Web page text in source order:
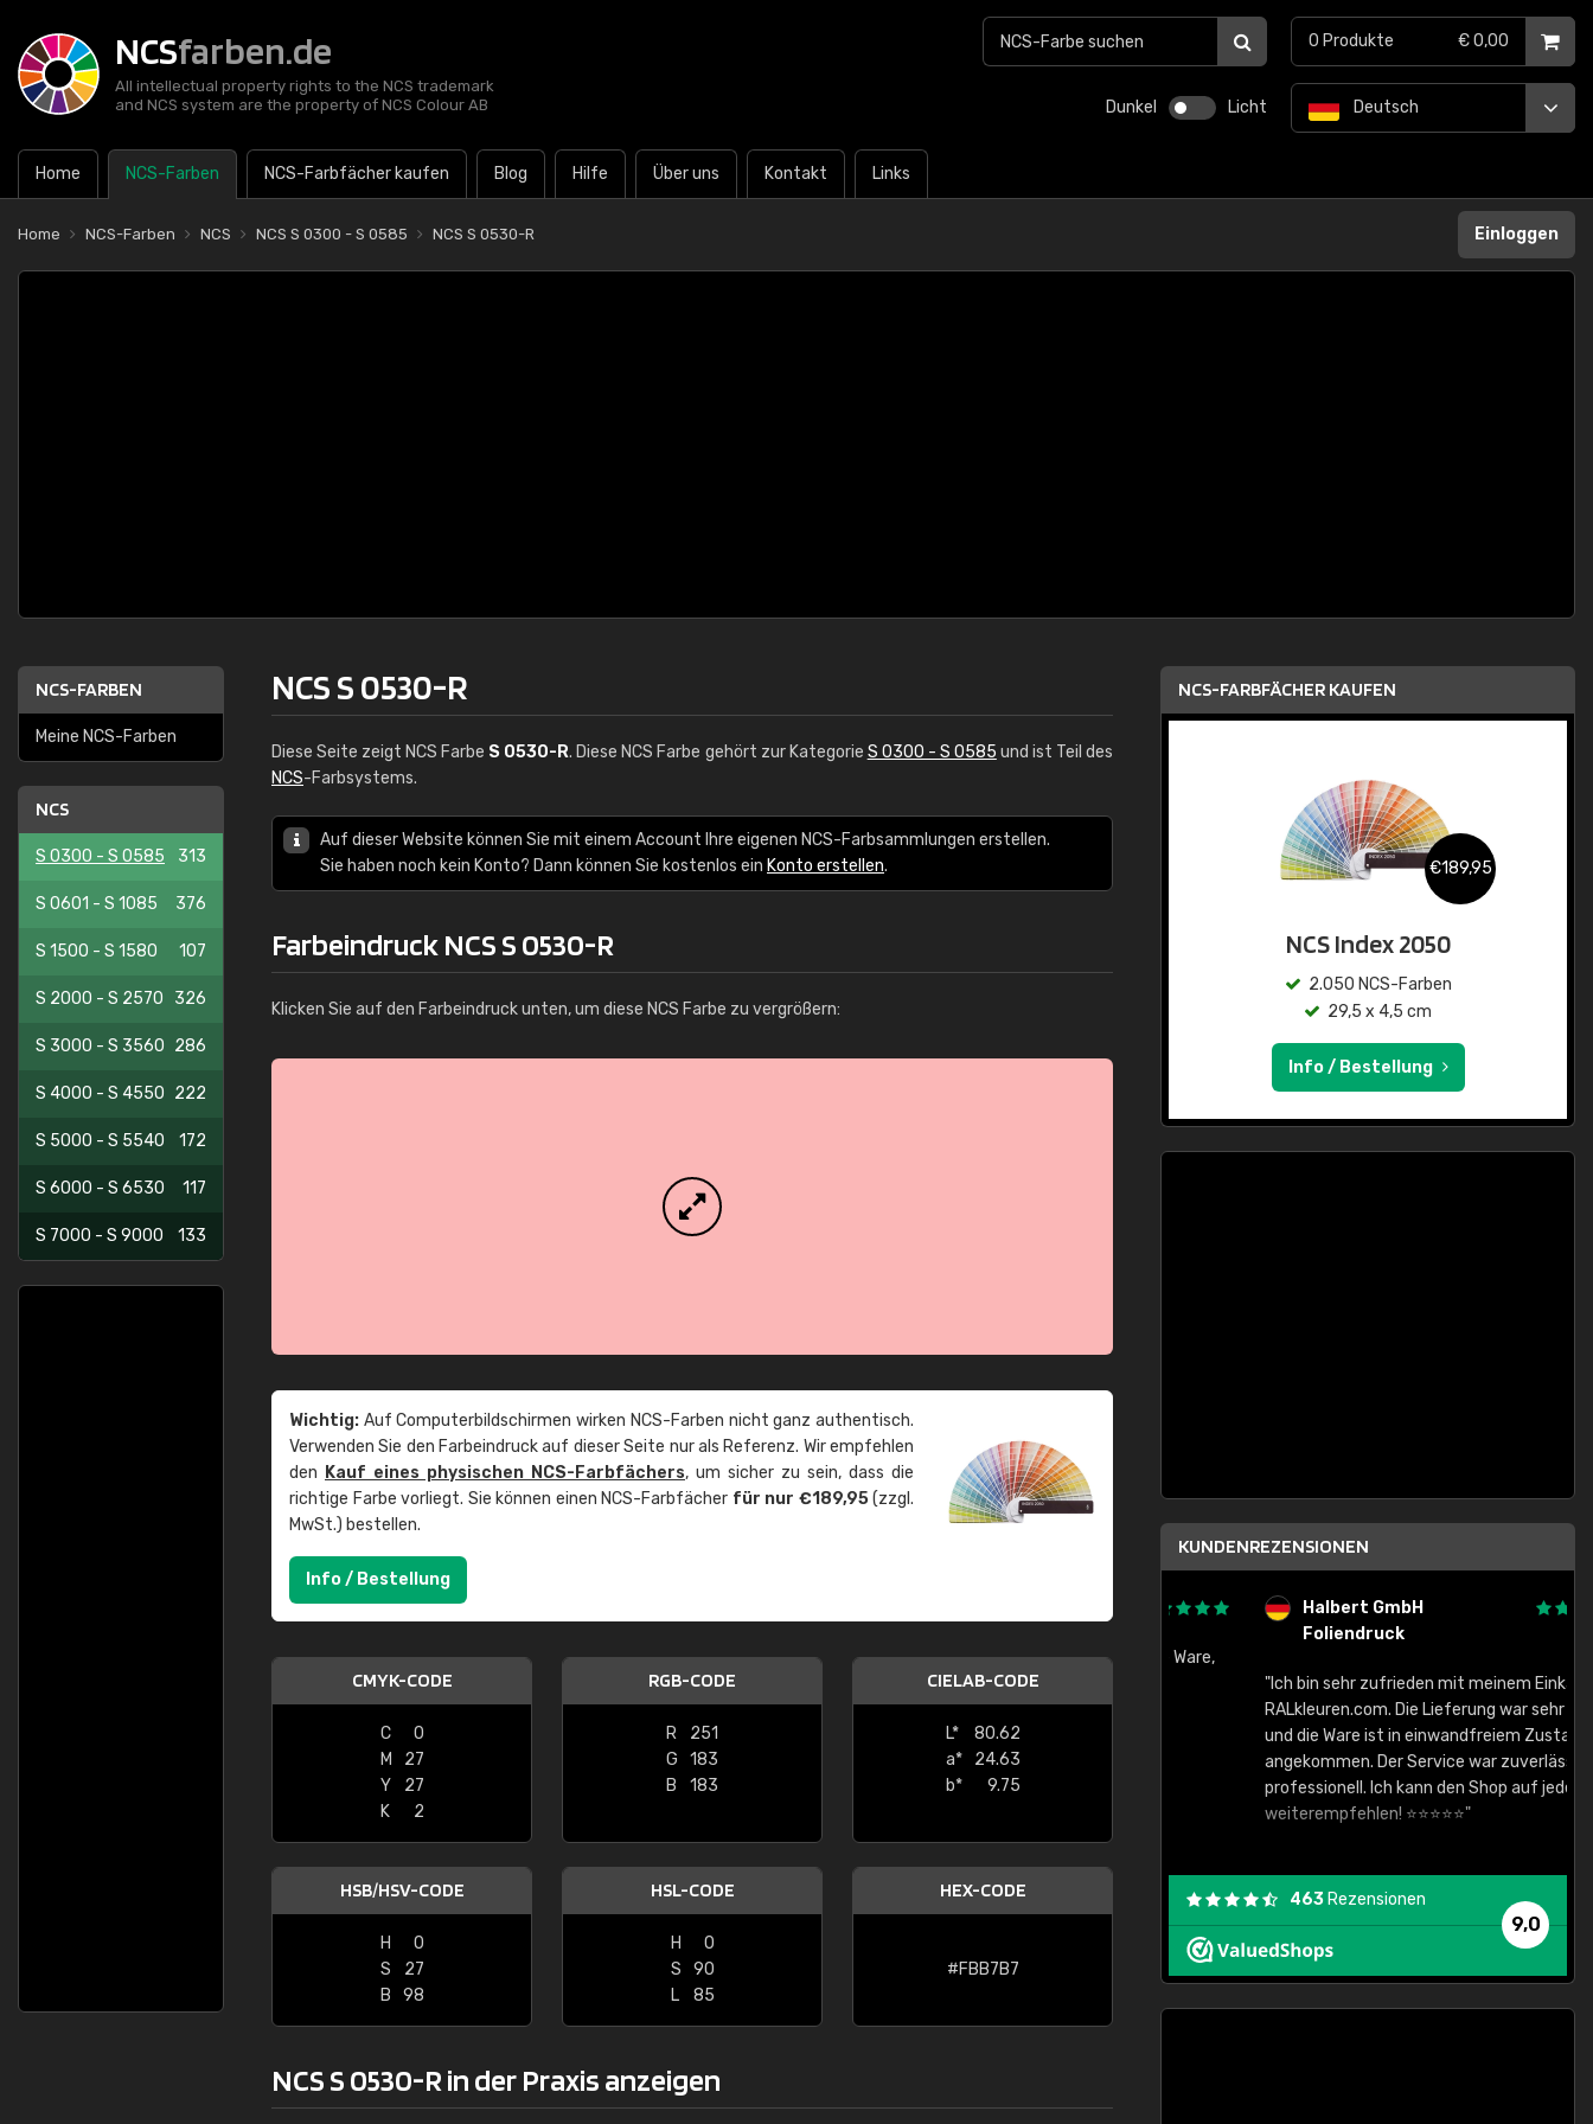
NCSfarben.de
All intellectual property rights to the NCS trademark
and NCS system are the property of NCS Colour AB
Dunkel Licht
Home NCS-Farben NCS-Farbfächer kaufen Blog Hilfe Über uns Kontakt Links
Deutsch
0 Produkte € 0,00
Home NCS-Farben NCS NCS S 0300 - S 0585 NCS S 0530-R Einloggen
NCS-FARBEN
Meine NCS-Farben
NCS
S 0300 - S 0585 313
S 0601 - S 1085 376
S 1500 - S 1580 107
S 2000 - S 2570 326
S 3000 - S 3560 286
S 4000 - S 4550 222
S 5000 - S 5540 172
S 6000 - S 6530 117
S 7000 - S 9000 133
NCS S 0530-R
Diese Seite zeigt NCS Farbe S 0530-R. Diese NCS Farbe gehört zur Kategorie S 0300 - S 0585 und ist Teil des
NCS-Farbsystems.
Auf dieser Website können Sie mit einem Account Ihre eigenen NCS-Farbsammlungen erstellen.
Sie haben noch kein Konto? Dann können Sie kostenlos ein Konto erstellen.
Farbeindruck NCS S 0530-R
Klicken Sie auf den Farbeindruck unten, um diese NCS Farbe zu vergrößern:
Wichtig: Auf Computerbildschirmen wirken NCS-Farben nicht ganz authentisch.
Verwenden Sie den Farbeindruck auf dieser Seite nur als Referenz. Wir empfehlen
den Kauf eines physischen NCS-Farbfächers, um sicher zu sein, dass die
richtige Farbe vorliegt. Sie können einen NCS-Farbfächer für nur €189,95(zzgl.
MwSt.) bestellen.
Info / Bestellung
CMYK-CODE
C
0
M
27
Y
27
K
2
RGB-CODE
R
251
G
183
B
183
CIELAB-CODE
L*
80.62
a*
24.63
b*
9.75
HSB/HSV-CODE
H
0
S
27
B
98
HSL-CODE
H
0
S
90
L
85
HEX-CODE
#FBB7B7
NCS S 0530-R in der Praxis anzeigen
NCS-FARBFÄCHER KAUFEN
€189,95
NCS Index 2050
2.050 NCS-Farben
29,5 x 4,5 cm
Info / Bestellung
KUNDENREZENSIONEN
"Alles so, wie man es sich wünscht, gute Ware,
schnelle Lieferung."
Halbert GmbH
Foliendruck
"Ich bin sehr zufrieden mit meinem Einkauf bei
RALkleuren.com. Die Lieferung war sehr schnell
und die Ware ist in einwandfreiem Zustand
angekommen. Der Service war zuverlässig und
professionell. Ich kann den Shop auf jeden Fall
weiterempfehlen! ⭐⭐⭐⭐⭐"
9,0
463 Rezensionen